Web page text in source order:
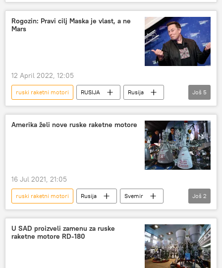
Vladimir Putin
motori
Rogozin: Pravi cilj Maska je vlast, a ne
Mars
12 April 2022, 12:05
ruski raketni motori RUSIJA
Rusija
Roskosmos
Dmitrij Rogozin
sateliti
Ilon Mask
falkon 9
Još 5
Amerika želi nove ruske raketne motore
16 Jul 2021, 21:05
ruski raketni motori Rusija
Svemir
SAD
RD-180
Još 2
U SAD proizveli zamenu za ruske
raketne motore RD-180